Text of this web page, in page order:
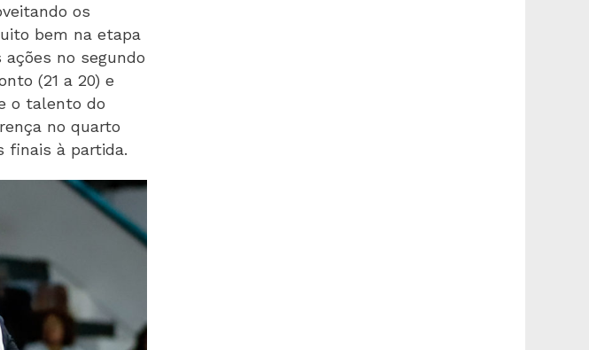
os
bem na etapa
no segundo
(21 a 20) e
o talento do
no quarto
finais à partida.